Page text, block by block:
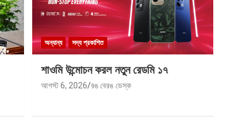
অন্যান্য সদ্য প্রকাশিত
শাওমি উন্মোচন করল নতুন রেডমি ১৭
আগস্ট 6, 2026 রঙ বেরঙ ডেস্ক